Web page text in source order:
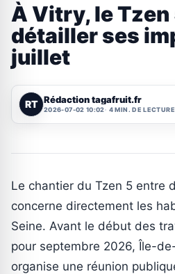
À Vitry, le Tzen
détailler ses
juillet
RT Rédaction tagafruit.fr
2026-07-02 10:02 4 MIN. DE LECTURE
Le chantier du Tzen 5 entre
concerne directement les
Seine. Avant le début des
pour septembre 2026, Île-
organise une réunion